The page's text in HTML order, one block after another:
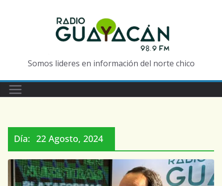
Somos lideres en información del norte chico
Día: 22 Agosto, 2024